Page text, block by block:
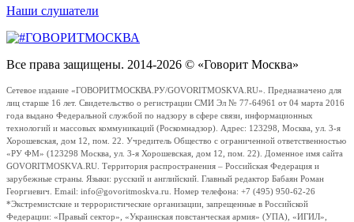
Наши слушатели
Все права защищены. 2014-2026 © «Говорит Москва»
Сетевое издание «ГОВОРИТМОСКВА.РУ/GOVORITMOSKVA.RU». Предназначено для
лиц старше 16 лет. Свидетельство о регистрации СМИ Эл № 77-64961 от 04 марта 2016
года выдано Федеральной службой по надзору в сфере связи, информационных
технологий и массовых коммуникаций (Роскомнадзор). Адрес: 123298, Москва, ул. 3-я
Хорошевская, дом 12, пом. 22. Учредитель Общество с ограниченной ответственностью
«РУ ФМ» (123298 Москва, ул. 3-я Хорошевская, дом 12, пом. 22). Доменное имя сайта
GOVORITMOSKVA.RU. Территория распространения – Российская Федерация и
зарубежные страны. Языки: русский и английский. Главный редактор Бабаян Роман
Георгиевич. Email: info@govoritmoskva.ru. Номер телефона: +7 (495) 950-62-26
*Экстремистские и террористические организации, запрещенные в Российской
Федерации: «Правый сектор», «Украинская повстанческая армия» (УПА), «ИГИЛ»,